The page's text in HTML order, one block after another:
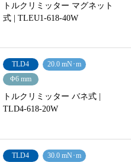
トルクリミッター マグネット
式 | TLEU1-618-40W
TLD4
20.0 mN･m
Φ6 mm
トルクリミッター バネ式 |
TLD4-618-20W
TLD4
30.0 mN･m